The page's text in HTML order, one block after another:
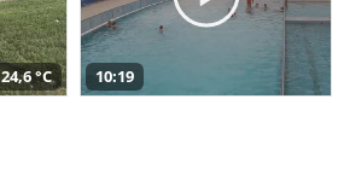
24,6 °C 10:19